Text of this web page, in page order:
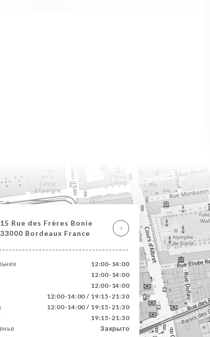
15 Rue des Frères Bonie
33000 Bordeaux France
12:00-14:00
12:00-14:00
12:00-14:00
12:00-14:00 / 19:15-21:30
12:00-14:00 / 19:15-21:30
19:15-21:30
Закрыто